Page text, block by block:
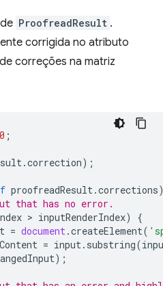
ProofreadResult .
corrigida no atributo
correções na matriz
0 ;
.correction);
proofreadResult.corrections
that has no error.
> inputRenderIndex)
{
= document.createElement(
= input. substring(
);